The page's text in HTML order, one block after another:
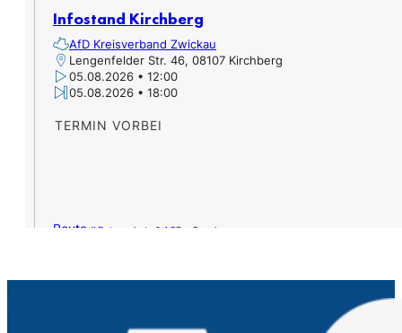
Infostand Kirchberg
AfD Kreisverband Zwickau
Lengenfelder Str. 46, 08107 Kirchberg
05.08.2026 • 12:00
05.08.2026 • 18:00
TERMIN VORBEI
Route »Datenschutz & AGB – Google